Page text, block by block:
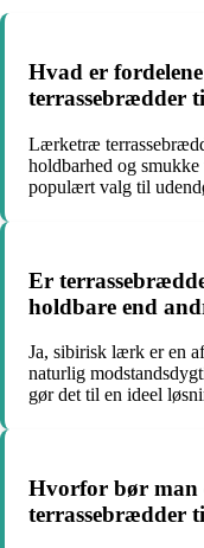
Hvad er
terrassebrædder
Lærketræ
holdbarhed og
populært valg til
Er
holdbare end
Ja, sibirisk lærk er en
naturlig
gør det til en ideel
Hvorfor bør man
terrassebrædder